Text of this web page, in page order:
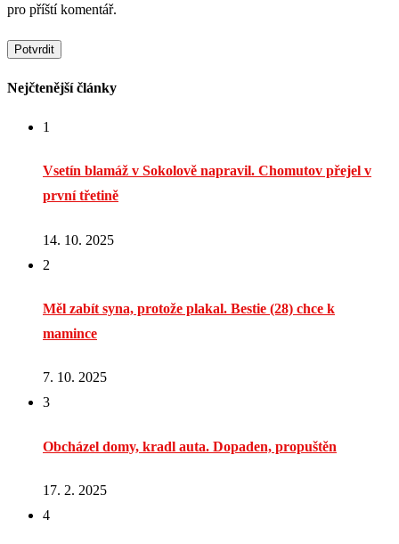
pro příští komentář.
Nejčtenější články
1
Vsetín blamáž v Sokolově napravil. Chomutov přejel v
první třetině
14. 10. 2025
2
Měl zabít syna, protože plakal. Bestie (28) chce k
mamince
7. 10. 2025
3
Obcházel domy, kradl auta. Dopaden, propuštěn
17. 2. 2025
4